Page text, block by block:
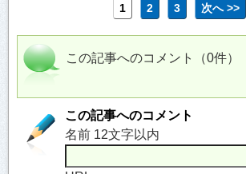
1 2 3 次へ >>
この記事へのコメント（0件）
この記事へのコメント
名前 12文字以内